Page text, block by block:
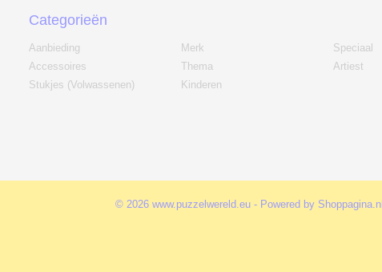
Categorieën
Aanbieding
Accessoires
Stukjes (Volwassenen)
Merk
Thema
Kinderen
Speciaal
Artiest
© 2026 www.puzzelwereld.eu - Powered by Shoppagina.nl